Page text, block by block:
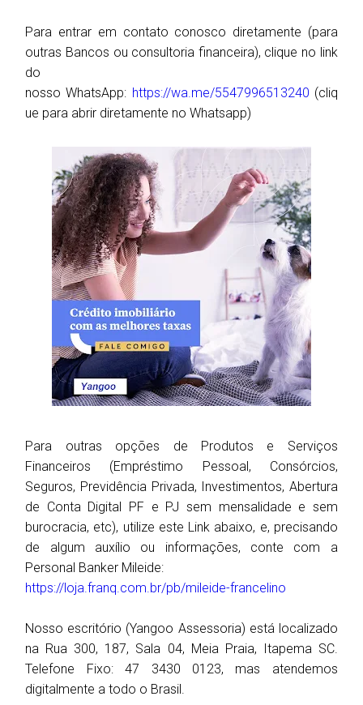
Para entrar em contato conosco diretamente (para
outras Bancos ou consultoria financeira), clique no link
do
nossoWhatsApp: https://wa.me/5547996513240 (cliq
ue para abrir diretamente no Whatsapp)
Para outras opções de Produtos e Serviços
Financeiros (Empréstimo Pessoal, Consórcios,
Seguros, Previdência Privada, Investimentos, Abertura
de Conta Digital PF e PJ sem mensalidade e sem
burocracia, etc), utilize este Link abaixo, e, precisando
de algum auxílio ou informações, conte com a
Personal Banker Mileide:
https://loja.franq.com.br/pb/mileide-francelino
Nosso escritório (Yangoo Assessoria) está localizado
na Rua 300, 187, Sala 04, Meia Praia, Itapema SC.
Telefone Fixo: 47 3430 0123, mas atendemos
digitalmente a todo o Brasil.